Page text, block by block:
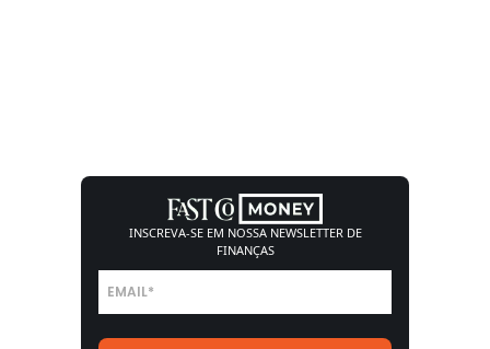
INSCREVA-SE EM NOSSA NEWSLETTER DE
FINANÇAS